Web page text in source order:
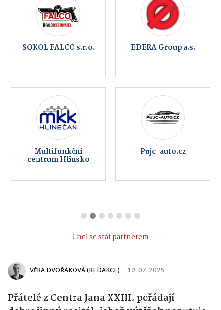
SOKOL FALCO s.r.o. EDERA Group a.s.
Multifunkční
centrum Hlinsko
Pujc-auto.cz
Chci se stát partnerem
VĚRA DVOŘÁKOVÁ (REDAKCE) 19. 07. 2025
Přátelé z Centra Jana XXIII. pořádají